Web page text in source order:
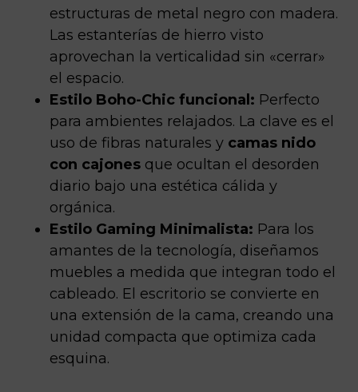
estructuras de metal negro con madera.
Las estanterías de hierro visto
aprovechan la verticalidad sin «cerrar»
el espacio.
Estilo Boho-Chic funcional: Perfecto
para ambientes relajados. La clave es el
uso de fibras naturales y camas nido
con cajones que ocultan el desorden
diario bajo una estética cálida y
orgánica.
Estilo Gaming Minimalista: Para los
amantes de la tecnología, diseñamos
muebles a medida que integran todo el
cableado. El escritorio se convierte en
una extensión de la cama, creando una
unidad compacta que optimiza cada
esquina.